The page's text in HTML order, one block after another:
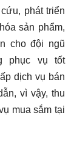
phát triển
sản phẩm,
cho đội ngũ
phục vụ tốt
dịch vụ bán
vì vậy, thu
mua sắm tại